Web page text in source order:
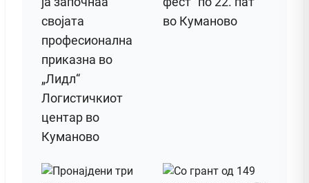
својата
професионална
приказна во
„Лидл“
Логистичкиот
центар во
Куманово
во Куманово